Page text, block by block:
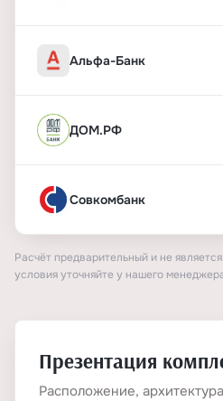
Альфа-Банк
ДОМ.РФ
Совкомбанк
Расчёт предварительный и не
условия уточняйте у нашего
Презентация
Расположение,